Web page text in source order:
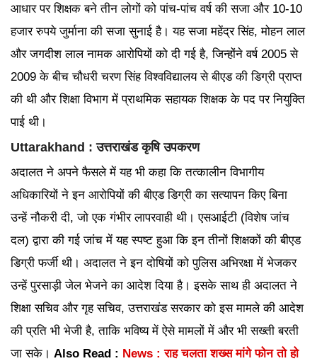
आधार पर शिक्षक बने तीन लोगों को पांच-पांच वर्ष की सजा और 10-10
हजार रुपये जुर्माना की सजा सुनाई है। यह सजा महेंद्र सिंह, मोहन लाल
और जगदीश लाल नामक आरोपियों को दी गई है, जिन्होंने वर्ष 2005 से
2009 के बीच चौधरी चरण सिंह विश्वविद्यालय से बीएड की डिग्री प्राप्त
की थी और शिक्षा विभाग में प्राथमिक सहायक शिक्षक के पद पर नियुक्ति
पाई थी।
Uttarakhand : उत्तराखंड कृषि उपकरण
अदालत ने अपने फैसले में यह भी कहा कि तत्कालीन विभागीय
अधिकारियों ने इन आरोपियों की बीएड डिग्री का सत्यापन किए बिना
उन्हें नौकरी दी, जो एक गंभीर लापरवाही थी। एसआईटी (विशेष जांच
दल) द्वारा की गई जांच में यह स्पष्ट हुआ कि इन तीनों शिक्षकों की बीएड
डिग्री फर्जी थी। अदालत ने इन दोषियों को पुलिस अभिरक्षा में भेजकर
उन्हें पुरसाड़ी जेल भेजने का आदेश दिया है। इसके साथ ही अदालत ने
शिक्षा सचिव और गृह सचिव, उत्तराखंड सरकार को इस मामले की आदेश
की प्रति भी भेजी है, ताकि भविष्य में ऐसे मामलों में और भी सख्ती बरती
जा सके। Also Read : News : राह चलता शख्स मांगे फोन तो हो